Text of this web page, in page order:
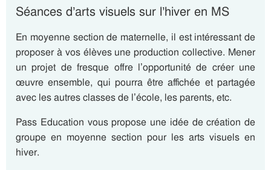
Séances d’arts visuels sur l’hiver en MS
En moyenne section de maternelle, il est intéressant de
proposer à vos élèves une production collective. Mener
un projet de fresque offre l’opportunité de créer une
œuvre ensemble, qui pourra être affichée et partagée
avec les autres classes de l’école, les parents, etc.
Pass Education vous propose une idée de création de
groupe en moyenne section pour les arts visuels en
hiver.